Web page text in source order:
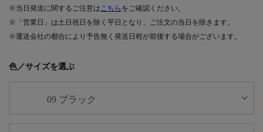
※当日発送に関するご注意はこちら をご確認ください。
※「営業日」は土日祝日を除く平日となり、ご注文の当日を除きます。
※運送会社の都合により予告無く発送日程が前後する場合がございます。
色／サイズを選ぶ